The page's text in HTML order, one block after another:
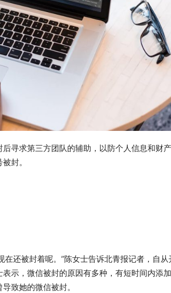
寻求第三方团队的辅助，以防个人信息和财
封。
还被封着呢。”陈女士告诉北青报记者，自从
示，微信被封的原因有多种，有短时间内添
致她的微信被封。